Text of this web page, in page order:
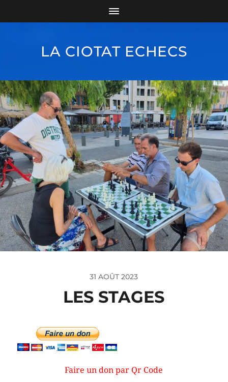
LA CIOTAT ECHECS
31 AOÛT 2023
LES STAGES
Faire un don par Qr Code